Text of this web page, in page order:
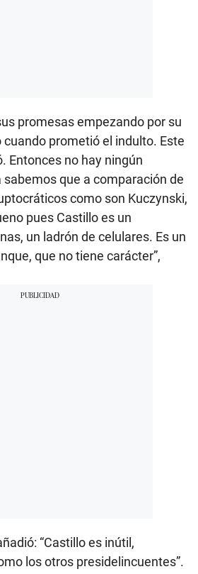
promesas empezando por su
prometió el indulto. Este
Entonces no hay ningún
que a comparación de
como son Kuczynski,
pues Castillo es un
un ladrón de celulares. Es un
que no tiene carácter”,
“Castillo es inútil,
los otros presidelincuentes”.